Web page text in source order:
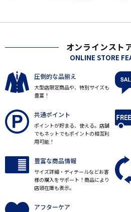
オンラインスト
ONLINE STORE
圧倒的な品揃え
大型店限定商品や、特別サイズも
豊富！
共通ポイント
ポイントが貯まる、使える。店舗
でもネットでもポイントの相互利
用可能！
豊富な商品情報
サイズ詳細・ディテールなどお客
様の購入をサポート！商品により
店頭在庫も表示。
アフターケア